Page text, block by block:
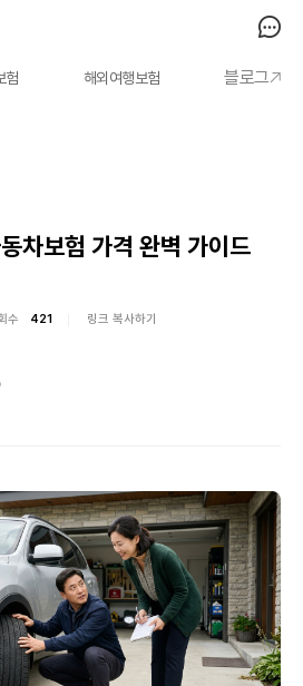
험 해외여행보험 블로그
차보험 가격 완벽 가이드
수 421 링크 복사하기